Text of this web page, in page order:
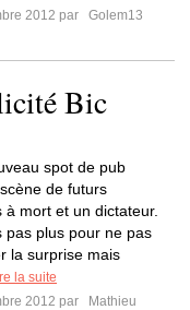
2012 par
Golem13
Bic
spot de pub
de futurs
à mort et un dictateur.
pas plus pour ne pas
la surprise mais
la suite
2012 par
Mathieu